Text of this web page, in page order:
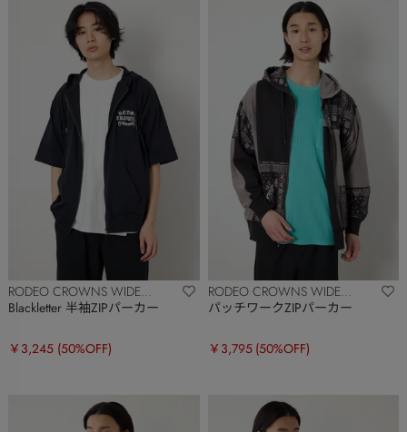
RODEO CROWNS WIDE
BOWL
Blackletter 半袖ZIPパーカー
￥3,245 (50%OFF)
RODEO CROWNS WIDE
BOWL
パッチワークZIPパーカー
￥3,795 (50%OFF)